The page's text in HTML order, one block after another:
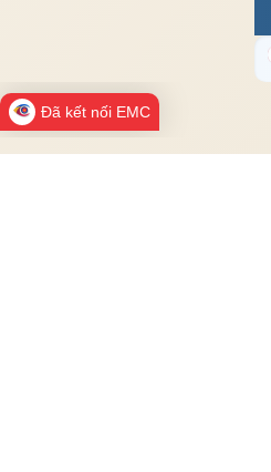
Đã kết nối EMC